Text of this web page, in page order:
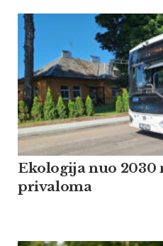
Ekologija nuo 2030
privaloma